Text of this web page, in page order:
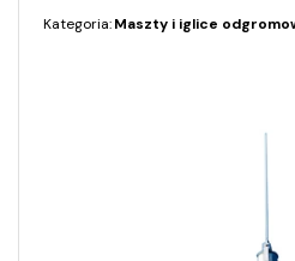
Kategoria:Maszty i iglice